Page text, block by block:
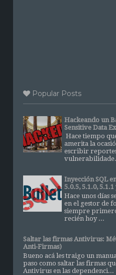
Popular Posts
Hackeando un
Sensitive Data
Hace tiempo
amerita la
escribir
Inyección SQL
5.0.5, 5.1.0,
Hace unos días
en el gestor de
siempre
recién hoy ...
Saltar las firmas Antivirus:
Anti-Firmas)
Bueno acá les traigo un
paso como saltar las firmas
Antivirus en las dependenci...